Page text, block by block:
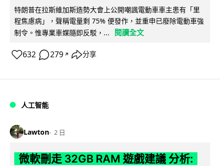
特朗普在拉斯維加斯造勢大會上公開嘲諷電動車車主患有「里
程焦慮病」，聲稱電量剩 75% 便發作，並重申已廢除電動車強
制令。惟專業車媒隨即反駁，...
閱讀全文
632 279 ↗ 分享
人工智能
Lawton 2 日
微軟刪走 32GB RAM 遊戲建議 分析: